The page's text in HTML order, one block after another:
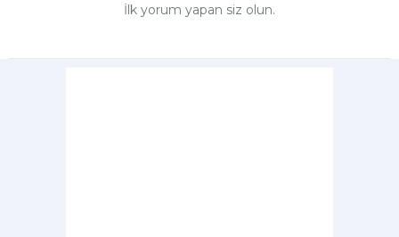
İlk yorum yapan siz olun.